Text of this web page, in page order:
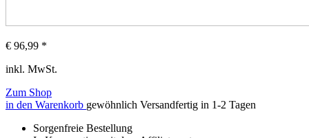
€ 96,99 *
inkl. MwSt.
Zum Shop
in den Warenkorb gewöhnlich Versandfertig in 1-2 Tagen
Sorgenfreie Bestellung